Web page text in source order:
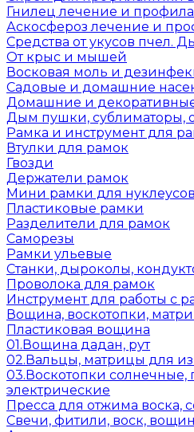
Гнилец лечение и
Аскосфероз лечение и
Средства от укусов пчел.
От крыс и мышей
Восковая моль и
Садовые и домашние
Домашние и
Дым пушки, сублиматоры,
Рамка и инструмент для
Втулки для рамок
Гвозди
Держатели рамок
Мини рамки для нуклеусов
Пластиковые рамки
Разделители для рамок
Саморезы
Рамки ульевые
Станки, дыроколы,
Проволока для рамок
Инструмент для работы с
Вощина, воскотопки,
Пластиковая вощина
01.Вощина дадан, рут
02.Вальцы, матрицы для
03.Воскотопки солнечные,
электрические
Пресса для отжима воска,
Свечи, фитили, воск,